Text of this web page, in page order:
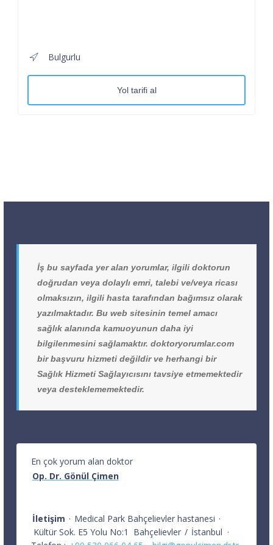
Bulgurlu
Yol tarifi al
İş bu sayfada yer alan yorumlar, ilgili doktorun
doğrudan veya dolaylı emri, talebi ve/veya ricası
olmaksızın, ilgili hasta tarafından bağımsız olarak
yazılmaktadır. Bu web sitesinin temel amacı
sağlık alanında kamuoyunun daha iyi
bilgilenmesini sağlamaktır. doktoryorumlar.com
bir başvuru hizmeti değildir ve herhangi bir
Sağlık Hizmeti Sağlayıcısını tavsiye etmemektedir
veya desteklememektedir.
En çok yorum alan doktor
Op. Dr. Gönül Çimen
İletişim · Medical Park Bahçelievler hastanesi ·
Kültür Sok. E5 Yolu No:1
Bahçelievler / İstanbul ·